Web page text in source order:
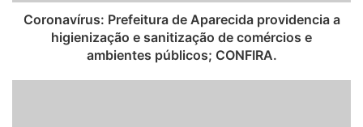
Coronavírus: Prefeitura de Aparecida providencia a
higienização e sanitização de comércios e
ambientes públicos; CONFIRA.